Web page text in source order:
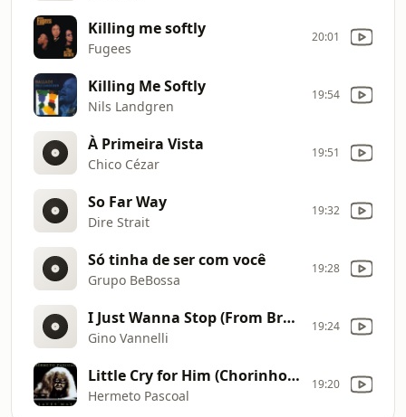
Killing me softly
Fugees
20:01
Killing Me Softly
Nils Landgren
19:54
À Primeira Vista
Chico Cézar
19:51
So Far Way
Dire Strait
19:32
Só tinha de ser com você
Grupo BeBossa
19:28
I Just Wanna Stop (From Brother to Brother)
Gino Vannelli
19:24
Little Cry for Him (Chorinho Pra Ele)
Hermeto Pascoal
19:20